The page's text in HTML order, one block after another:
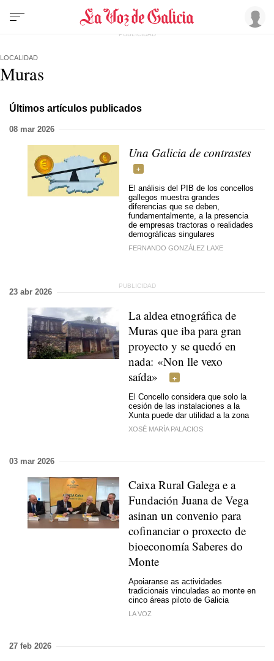
LOCALIDAD
Muras
Últimos artículos publicados
08 mar 2026
Una Galicia de contrastes
El análisis del PIB de los concellos
gallegos muestra grandes
diferencias que se deben,
fundamentalmente, a la presencia
de empresas tractoras o realidades
demográficas singulares
FERNANDO GONZÁLEZ LAXE
23 abr 2026
La aldea etnográfica de
Muras que iba para gran
proyecto y se quedó en
nada: «Non lle vexo
saída»
El Concello considera que solo la
cesión de las instalaciones a la
Xunta puede dar utilidad a la zona
XOSÉ MARÍA PALACIOS
03 mar 2026
Caixa Rural Galega e a
Fundación Juana de Vega
asinan un convenio para
cofinanciar o proxecto de
bioeconomía Saberes do
Monte
Apoiaranse as actividades
tradicionais vinculadas ao monte en
cinco áreas piloto de Galicia
LA VOZ
27 feb 2026